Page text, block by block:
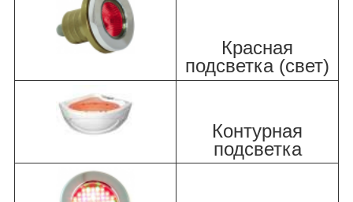
Красная
подсветка (свет)
Контурная
подсветка